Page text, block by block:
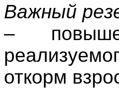
Важный
–
откорм